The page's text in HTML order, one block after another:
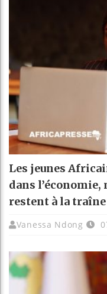
Les jeunes
dans
restent à la traîne
Vanessa Ndong